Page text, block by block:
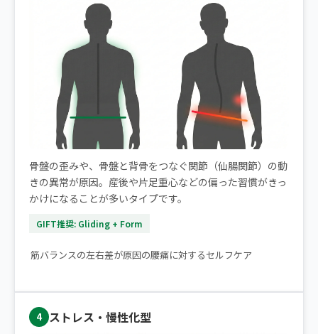
骨盤の歪みや、骨盤と背骨をつなぐ関節（仙腸関節）の動
きの異常が原因。産後や片足重心などの偏った習慣がきっ
かけになることが多いタイプです。
GIFT推奨: Gliding + Form
▶ 片側だけの腰痛｜痛みが楽になるストレッチ2選
筋バランスの左右差が原因の腰痛に対するセルフケア
4 ストレス・慢性化型